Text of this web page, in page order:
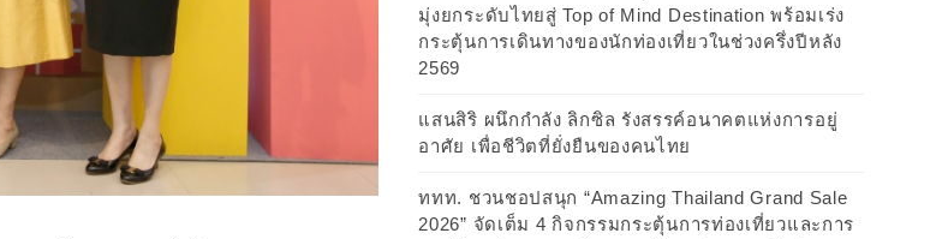
มุ่งยกระดับไทยสู่ Top of Mind Destination พร้อมเร่ง
กระตุ้นการเดินทางของนักท่องเที่ยวในช่วงครึ่งปีหลัง
2569
แสนสิริ ผนึกกำลัง ลิกซิล รังสรรค์อนาคตแห่งการอยู่
อาศัย เพื่อชีวิตที่ยั่งยืนของคนไทย
ททท. ชวนชอปสนุก “Amazing Thailand Grand Sale
2026” จัดเต็ม 4 กิจกรรมกระตุ้นการท่องเที่ยวและการ